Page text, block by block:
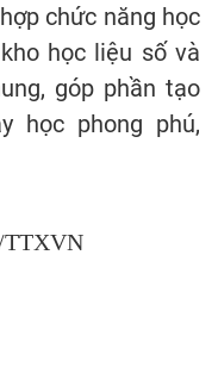
chức năng học
học liệu số và
góp phần tạo
học phong phú,
TTXVN